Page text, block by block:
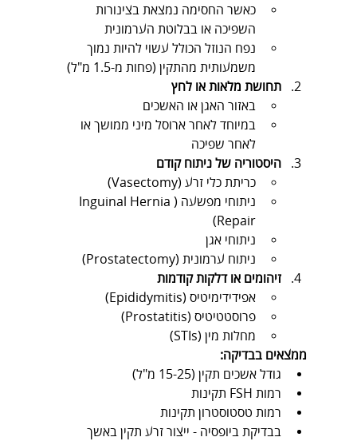
כאשר החסימה נמצאת בצינורות
השפיכה או בבלוטת הערמונית
נפח הנוזל הכולל עשוי להיות נמוך
משמעותית מהתקין (פחות מ-1.5 מ"ל)
תחושת מלאות או לחץ
באזור האגן או האשכים
במיוחד לאחר ארוסל מיני ממושך או
לאחר שפיכה
היסטוריה של ניתוח קודם
כריתת כלי זרע (Vasectomy)
ניתוחי מפשעה (Inguinal Hernia
Repair)
ניתוחי אגן
ניתוח ערמונית (Prostatectomy)
זיהומים או דלקות קודמות
אפידידימיטיס (Epididymitis)
פרוסטטיטיס (Prostatitis)
מחלות מין (STIs)
ממצאים בבדיקה:
גודל אשכים תקין (15-25 מ"ל)
רמות FSH תקינות
רמות טסטוסטרון תקינות
בבדיקת ביופסיה - ייצור זרע תקין באשך